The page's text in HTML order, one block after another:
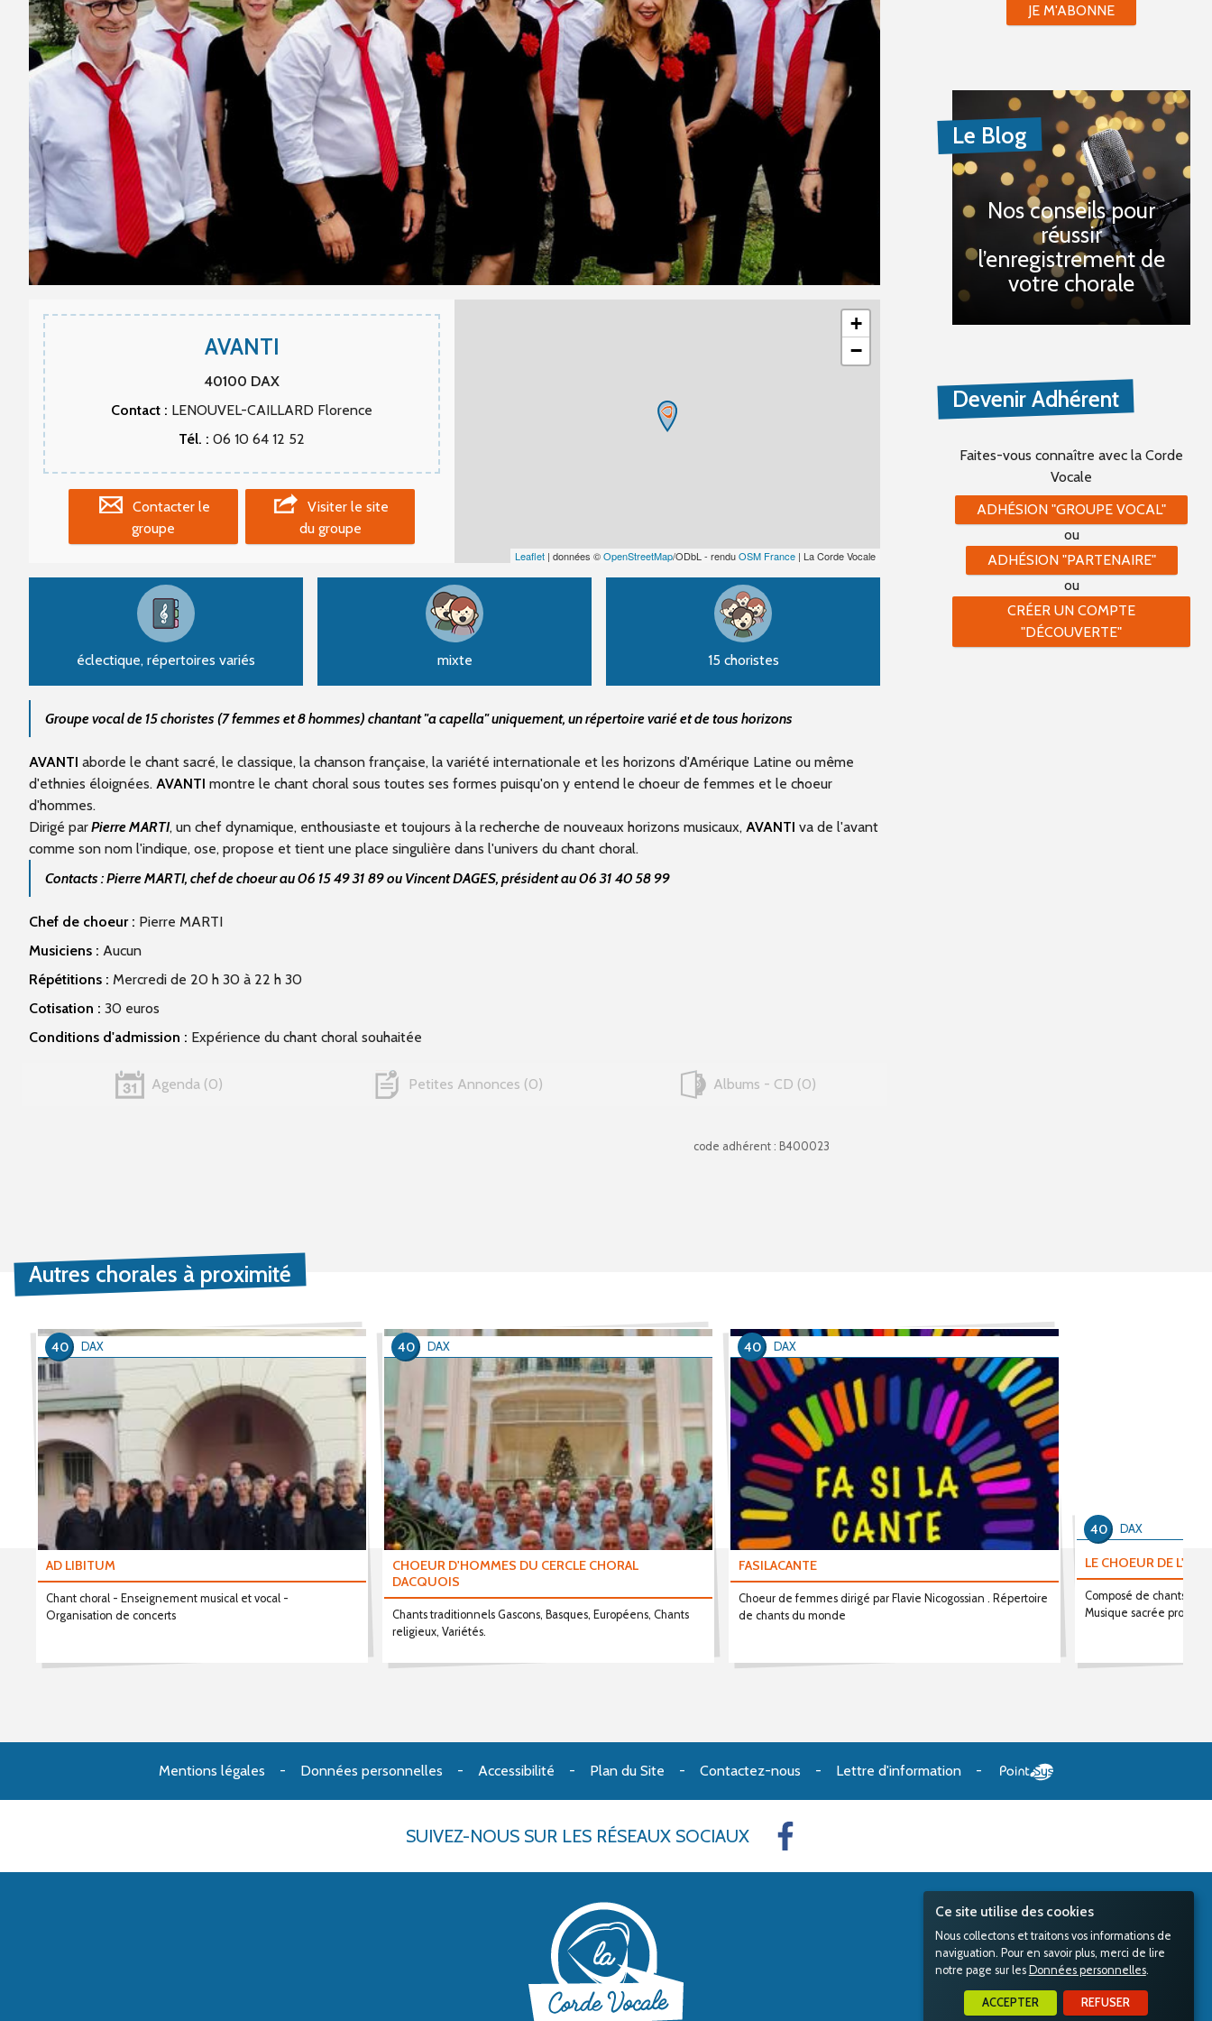
Ce site utilise des cookies
Nous collectons et traitons vos informations de
naviguation. Pour en savoir plus, merci de lire
notre page sur les Données personnelles.
ACCEPTER REFUSER
AVANTI
40100 DAX
Contact : LENOUVEL-CAILLARD Florence
Tél. : 06 10 64 12 52
Contacter le
groupe
Visiter le site
du groupe
+
−
Leaflet | données ©OpenStreetMap/ODbL - renduOSM France | La Corde Vocale
éclectique, répertoires variés mixte 15 choristes
Groupe vocal de 15 choristes (7 femmes et 8 hommes) chantant "a capella" uniquement, un répertoire varié et de tous horizons
AVANTI aborde le chant sacré, le classique, la chanson française, la variété internationale et les horizons d'Amérique Latine ou même
d'ethnies éloignées. AVANTI montre le chant choral sous toutes ses formes puisqu'on y entend le choeur de femmes et le choeur
d'hommes.
Dirigé parPierre MARTI, un chef dynamique, enthousiaste et toujours à la recherche de nouveaux horizons musicaux, AVANTI va de l'avant
comme son nom l'indique, ose, propose et tient une place singulière dans l'univers du chant choral.
Contacts : Pierre MARTI, chef de choeur au 06 15 49 31 89 ou Vincent DAGES, président au 06 31 40 58 99
Chef de choeur : Pierre MARTI
Musiciens : Aucun
Répétitions : Mercredi de 20 h 30 à 22 h 30
Cotisation : 30 euros
Conditions d'admission : Expérience du chant choral souhaitée
Agenda 0 Petites Annonces 0 Albums - CD 0
code adhérent : B400023
JE M'ABONNE
Le Blog
Nos conseils pour
réussir
l’enregistrement de
votre chorale
Devenir Adhérent
Faites-vous connaître avec la Corde
Vocale
ADHÉSION "GROUPE VOCAL"
ou
ADHÉSION "PARTENAIRE"
ou
CRÉER UN COMPTE
"DÉCOUVERTE"
Autres chorales à proximité
AD LIBITUM
Chant choral - Enseignement musical et vocal -
Organisation de concerts
DAX
40
CHOEUR D'HOMMES DU CERCLE CHORAL
DACQUOIS
Chants traditionnels Gascons, Basques, Européens, Chants
religieux, Variétés.
DAX
40
FASILACANTE
Choeur de femmes dirigé par Flavie Nicogossian . Répertoire
de chants du monde
DAX
40
LE CHOEUR DE
Composé de chants
Musique sacrée profane
DAX
40
Mentions légales Données personnelles Accessibilité Plan du Site Contactez-nous Lettre d'information
SUIVEZ-NOUS SUR LES RÉSEAUX SOCIAUX